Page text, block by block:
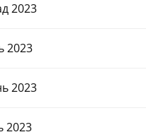
2023
2023
2023
2023